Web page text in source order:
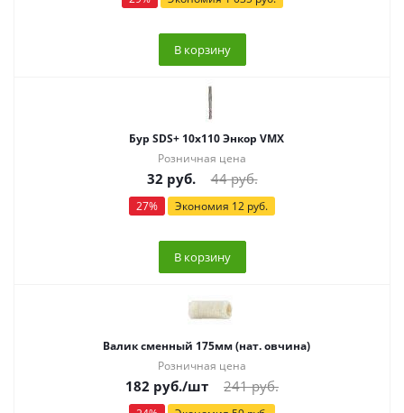
В корзину
Бур SDS+ 10x110 Энкор VMX
Розничная цена
32 руб. 44руб.
27% Экономия 12 руб.
В корзину
Валик сменный 175мм (нат. овчина)
Розничная цена
182 руб./шт 241руб.